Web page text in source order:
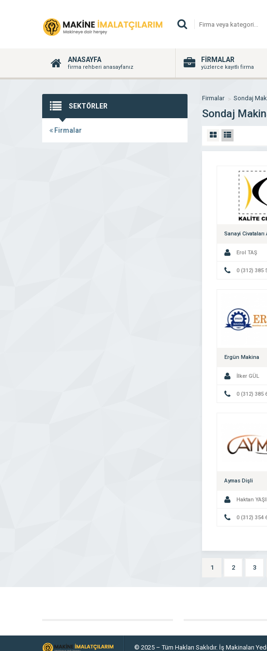
ANASAYFA
firma rehberi anasayfanız
FİRMALAR
yüzlerce kayıtlı firma
SEKTÖRLER
Firmalar
Firmalar Sondaj
Sondaj
Erol TAŞ
0 (312) 385
Ergün Makina
İlker GÜL
0 (312) 385
Aymas Dişli
Haktan
0 (312) 354
1 2 3
© 2025 – Tüm Hakları Saklıdır. İş Makinaları